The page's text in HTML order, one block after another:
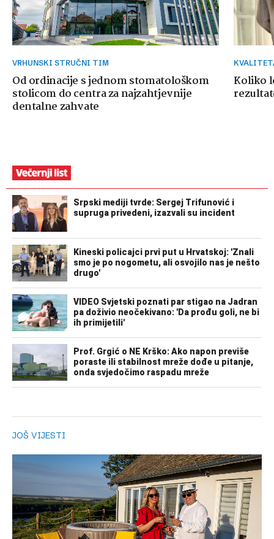
VRHUNSKI STRUČNI TIM
Od ordinacije s jednom stomatološkom
stolicom do centra za najzahtjevnije
dentalne zahvate
Koliko
JOŠ VIJESTI